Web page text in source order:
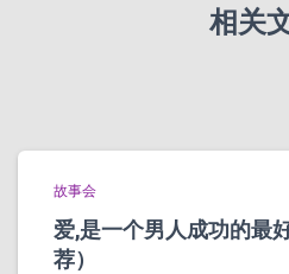
相关
故事会
爱,是一个男人成功的最
荐）